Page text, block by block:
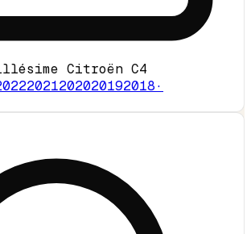
Citroën C4
2021202020192018·